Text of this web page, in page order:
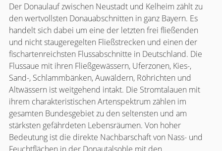
Der Donaulauf zwischen Neustadt und Kelheim zählt zu
den wertvollsten Donauabschnitten in ganz Bayern. Es
handelt sich dabei um eine der letzten frei fließenden
und nicht staugeregelten Fließstrecken und einen der
fischartenreichsten Flussabschnitte in Deutschland. Die
Flussaue mit ihren Fließgewässern, Uferzonen, Kies-,
Sand-, Schlammbänken, Auwäldern, Röhrichten und
Altwässern ist weitgehend intakt. Die Stromtalauen mit
ihrem charakteristischen Artenspektrum zählen im
gesamten Bundesgebiet zu den seltensten und am
stärksten gefährdeten Lebensräumen. Von hoher
Bedeutung ist die direkte Nachbarschaft von Nass- und